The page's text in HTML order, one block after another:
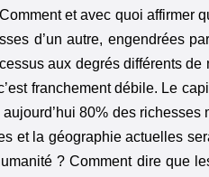
et avec quoi affirmer
d’un autre, engendrées
aux degrés différents
franchement débile. Le
80% des
et la géographie actuelles
? Comment dire que